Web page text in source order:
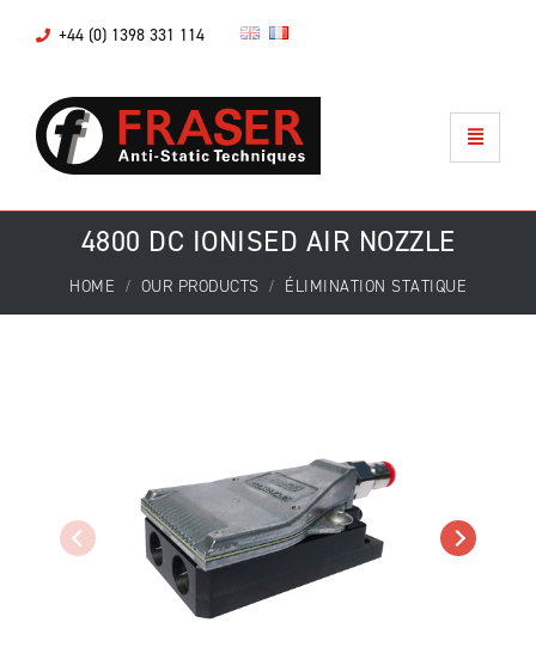
+44 (0) 1398 331 114
4800 DC IONISED AIR NOZZLE
HOME OUR PRODUCTS ÉLIMINATION STATIQUE